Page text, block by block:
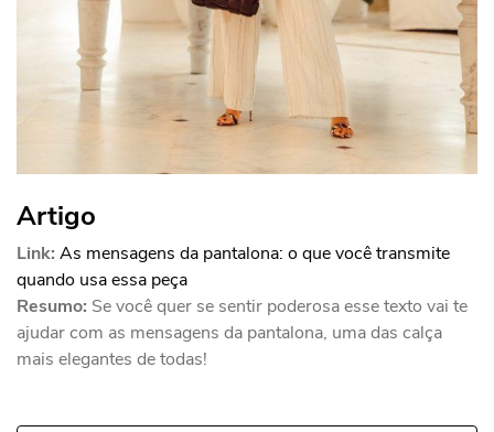
Artigo
Link: As mensagens da pantalona: o que você transmite
quando usa essa peça
Resumo: Se você quer se sentir poderosa esse texto vai te
ajudar com as mensagens da pantalona, uma das calça
mais elegantes de todas!